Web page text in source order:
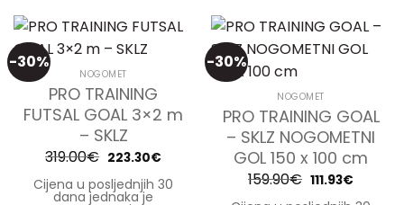
-30%
NOGOMET
PRO TRAINING
FUTSAL GOAL 3×2 m
– SKLZ
319.00€ Izvorna
cijena
bila
je:
319.00€.
223.30€Trenutna
cijena
je:
223.30€.
Cijena u posljednjih 30
dana jednaka je
-30%
NOGOMET
PRO TRAINING GOAL
– SKLZ NOGOMETNI
GOL 150 x 100 cm
159.90€ Izvorna
cijena
bila
111.93€
cijena
je: